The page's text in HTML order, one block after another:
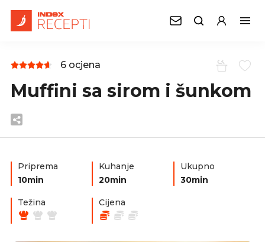
6 ocjena
Muffini sa sirom i šunkom
Priprema
10min
Kuhanje
20min
Ukupno
30min
Težina Cijena